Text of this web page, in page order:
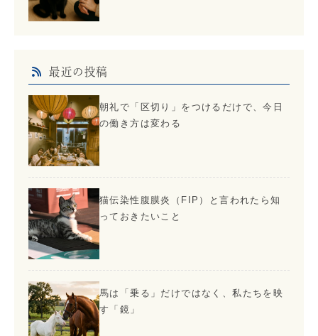
最近の投稿
朝礼で「区切り」をつけるだけで、今日
の働き方は変わる
猫伝染性腹膜炎（FIP）と言われたら知
っておきたいこと
馬は「乗る」だけではなく、私たちを映
す「鏡」